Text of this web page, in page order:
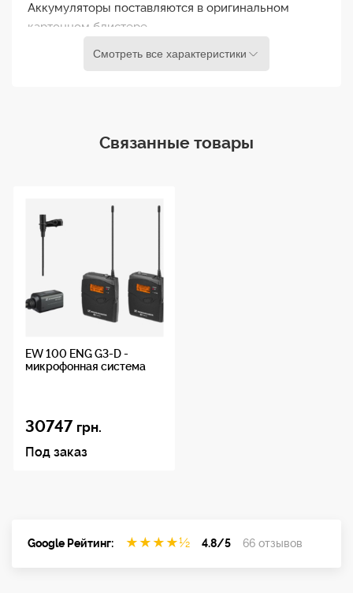
Аккумуляторы поставляются в оригинальном
картонном блистере.
Аккумуляторы серии Pro рекомендованы для
аккумуляторов.
Типоразмер
Форма батареи цилиндрическая
Количество в упаковке
Смотреть все характеристики
Связанные товары
EW 100 ENG G3-D -
микрофонная система
30747 грн.
Под заказ
Google Рейтинг: ★ ★ ★ ★½ 4.8/5 66 отзывов